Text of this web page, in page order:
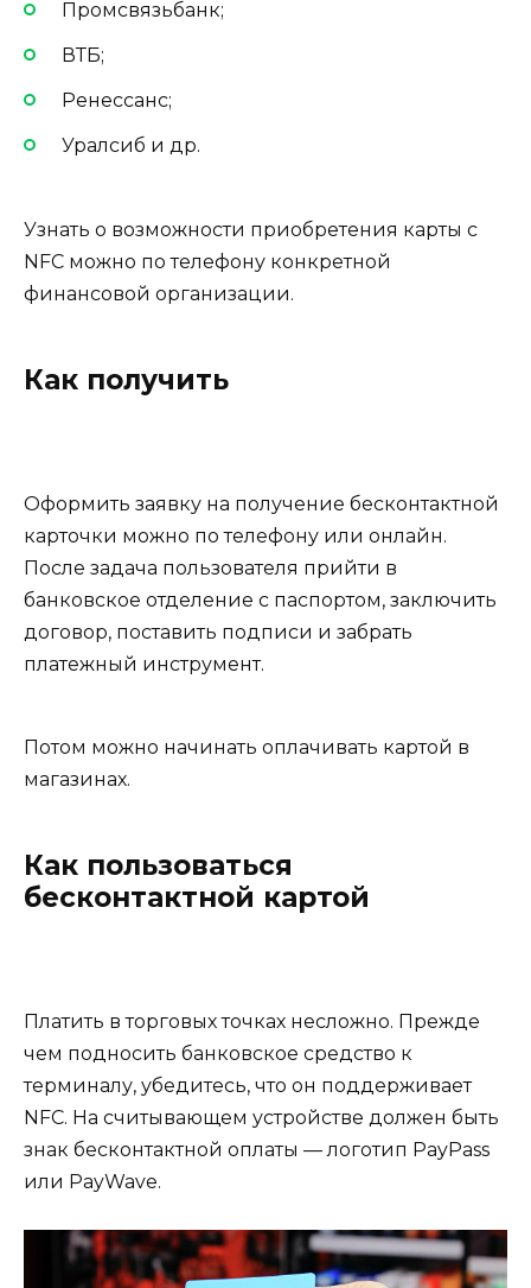
Промсвязьбанк;
ВТБ;
Ренессанс;
Уралсиб и др.
Узнать о возможности приобретения карты с
NFC можно по телефону конкретной
финансовой организации.
Как получить
Оформить заявку на получение бесконтактной
карточки можно по телефону или онлайн.
После задача пользователя прийти в
банковское отделение с паспортом, заключить
договор, поставить подписи и забрать
платежный инструмент.
Потом можно начинать оплачивать картой в
магазинах.
Как пользоваться
бесконтактной картой
Платить в торговых точках несложно. Прежде
чем подносить банковское средство к
терминалу, убедитесь, что он поддерживает
NFC. На считывающем устройстве должен быть
знак бесконтактной оплаты — логотип PayPass
или PayWave.